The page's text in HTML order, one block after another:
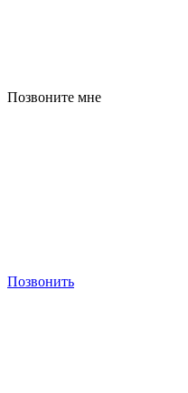
Позвоните мне
Позвонить